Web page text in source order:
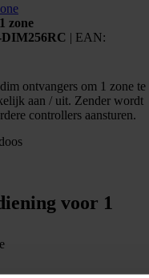
zone
| EAN:
ontvangers om 1 zone te
aan / uit. Zender wordt
controllers aansturen.
voor 1